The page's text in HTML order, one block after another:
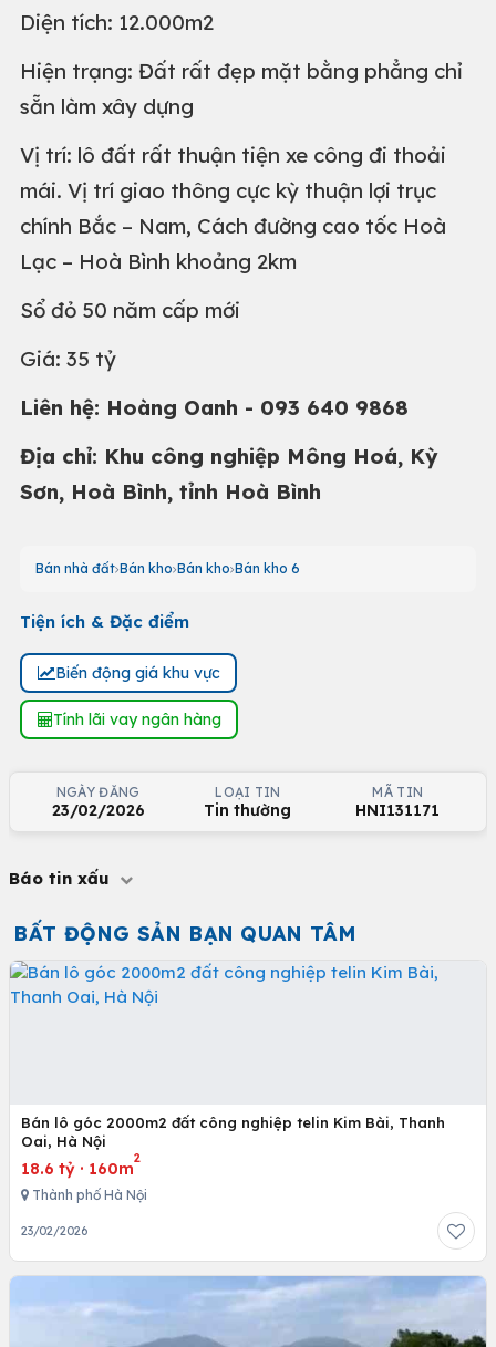
Diện tích: 12.000m2
Hiện trạng: Đất rất đẹp mặt bằng phẳng chỉ
sẵn làm xây dựng
Vị trí: lô đất rất thuận tiện xe công đi thoải
mái. Vị trí giao thông cực kỳ thuận lợi trục
chính Bắc – Nam, Cách đường cao tốc Hoà
Lạc – Hoà Bình khoảng 2km
Sổ đỏ 50 năm cấp mới
Giá: 35 tỷ
Liên hệ: Hoàng Oanh - 093 640 9868
Địa chỉ: Khu công nghiệp Mông Hoá, Kỳ
Sơn, Hoà Bình, tỉnh Hoà Bình
Bán nhà đất Bán kho Bán kho Bán kho 6
Tiện ích & Đặc điểm
Biến động giá khu vực
Tính lãi vay ngân hàng
NGÀY ĐĂNG
23/02/2026
LOẠI TIN
Tin thường
MÃ TIN
HNI131171
Báo tin xấu
BẤT ĐỘNG SẢN BẠN QUAN TÂM
Bán lô góc 2000m2 đất công nghiệp telin Kim Bài, Thanh
Oai, Hà Nội
18.6 tỷ · 160m
2
Thành phố Hà Nội
23/02/2026